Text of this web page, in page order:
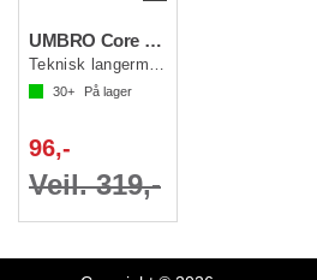
UMBRO Core LS Jersey jr
Teknisk langermet spillertrøye
30+ På lager
96,-
Veil. 319,-